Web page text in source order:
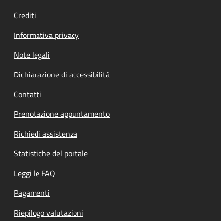
Crediti
Informativa privacy
Note legali
Dichiarazione di accessibilità
Contatti
Prenotazione appuntamento
Richiedi assistenza
Statistiche del portale
Leggi le FAQ
Pagamenti
Riepilogo valutazioni